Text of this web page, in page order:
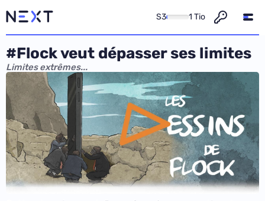
S3 1 Tio
#Flock veut dépasser ses limites
Limites extrêmes...